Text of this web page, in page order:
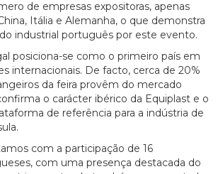
de empresas expositoras, apenas
Itália e Alemanha, o que demonstra
industrial português por este evento.
posiciona-se como o primeiro país em
internacionais. De facto, cerca de 20%
da feira provêm do mercado
o carácter ibérico da Equiplast e o
de referência para a indústria de
com a participação de 16
com uma presença destacada do